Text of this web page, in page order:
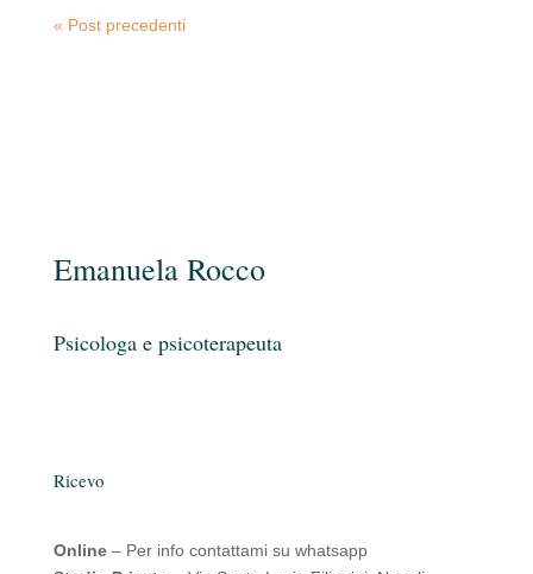
« Post precedenti
Emanuela Rocco
Psicologa e psicoterapeuta
Ricevo
Online– Per info contattami su whatsapp